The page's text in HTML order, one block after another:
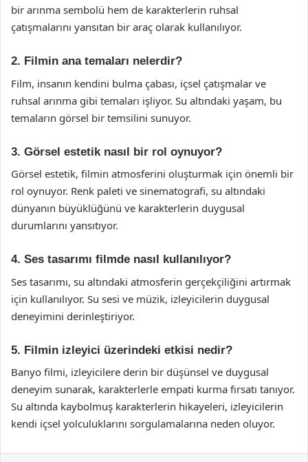
bir arınma sembolü hem de karakterlerin ruhsal
çatışmalarını yansıtan bir araç olarak kullanılıyor.
2. Filmin ana temaları nelerdir?
Film, insanın kendini bulma çabası, içsel çatışmalar ve
ruhsal arınma gibi temaları işliyor. Su altındaki yaşam, bu
temaların görsel bir temsilini sunuyor.
3. Görsel estetik nasıl bir rol oynuyor?
Görsel estetik, filmin atmosferini oluşturmak için önemli bir
rol oynuyor. Renk paleti ve sinematografi, su altındaki
dünyanın büyüklüğünü ve karakterlerin duygusal
durumlarını yansıtıyor.
4. Ses tasarımı filmde nasıl kullanılıyor?
Ses tasarımı, su altındaki atmosferin gerçekçiliğini artırmak
için kullanılıyor. Su sesi ve müzik, izleyicilerin duygusal
deneyimini derinleştiriyor.
5. Filmin izleyici üzerindeki etkisi nedir?
Banyo filmi, izleyicilere derin bir düşünsel ve duygusal
deneyim sunarak, karakterlerle empati kurma fırsatı tanıyor.
Su altında kaybolmuş karakterlerin hikayeleri, izleyicilerin
kendi içsel yolculuklarını sorgulamalarına neden oluyor.